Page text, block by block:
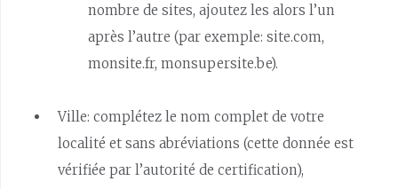
nombre de sites, ajoutez les alors l’un
après l’autre (par exemple: site.com,
monsite.fr, monsupersite.be).
Ville: complétez le nom complet de votre
localité et sans abréviations (cette donnée est
vérifiée par l’autorité de certification),